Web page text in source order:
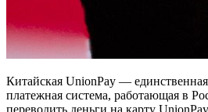
Китайская UnionPay —
платежная система, работающая в